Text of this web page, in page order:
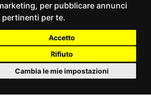
, per pubblicare annunci
pertinenti per te.
Accetto
Rifiuto
Cambia le mie impostazioni